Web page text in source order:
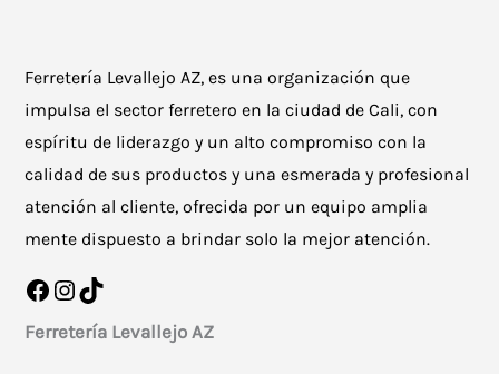
producto
Ferretería Levallejo AZ, es una organización que
impulsa el sector ferretero en la ciudad de Cali, con
espíritu de liderazgo y un alto compromiso con la
calidad de sus productos y una esmerada y profesional
atención al cliente, ofrecida por un equipo amplia
mente dispuesto a brindar solo la mejor atención.
Facebook
Instagram
TikTok
Ferretería Levallejo AZ